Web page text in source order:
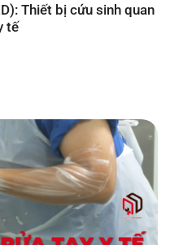
Thiết bị cứu sinh quan
tế